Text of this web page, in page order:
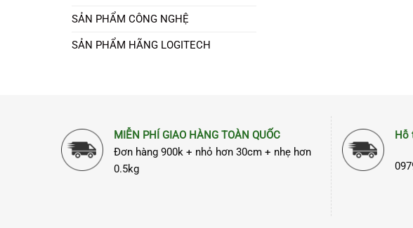
SẢN PHẨM CÔNG NGHỆ
SẢN PHẨM HÃNG LOGITECH
MIỄN PHÍ GIAO HÀNG TOÀN QUỐC
Đơn hàng 900k + nhỏ hơn 30cm + nhẹ hơn
0.5kg
Hỗ